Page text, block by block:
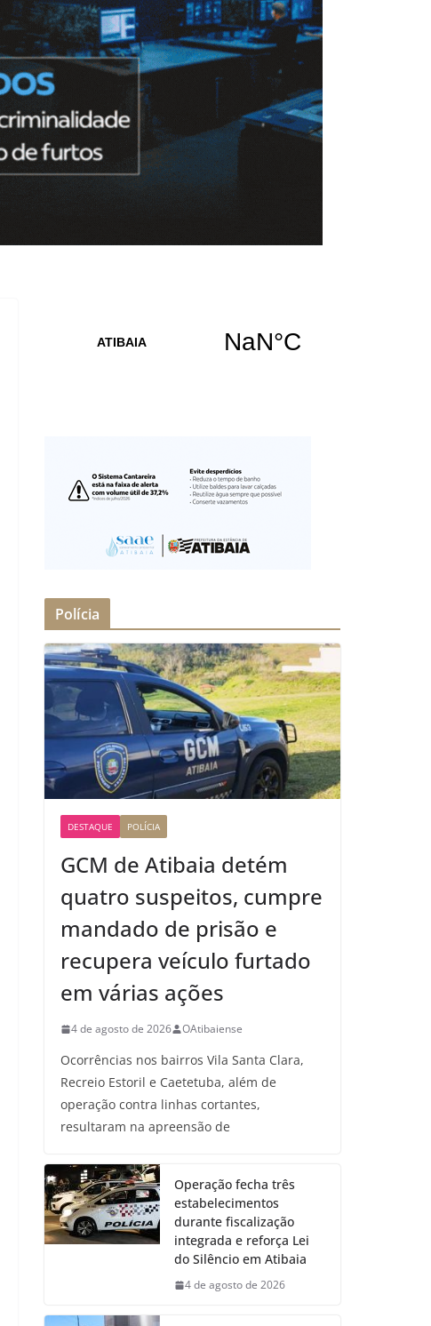
Polícia
DESTAQUE POLÍCIA
GCM de Atibaia detém
quatro suspeitos, cumpre
mandado de prisão e
recupera veículo furtado
em várias ações
4 de agosto de 2026 OAtibaiense
Ocorrências nos bairros Vila Santa Clara,
Recreio Estoril e Caetetuba, além de
operação contra linhas cortantes,
resultaram na apreensão de
Operação fecha três
estabelecimentos
durante fiscalização
integrada e reforça Lei
do Silêncio em Atibaia
4 de agosto de 2026